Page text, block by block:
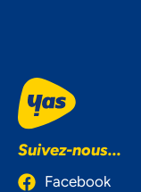
Suivez-nous...
Facebook